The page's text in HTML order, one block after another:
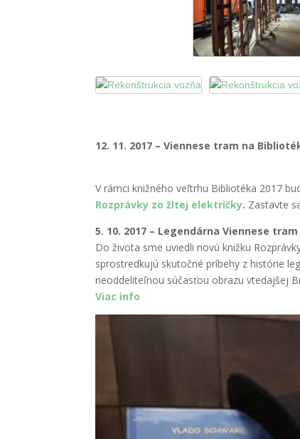
12. 11. 2017 –Viennese tram na
V rámci knižného veľtrhu Bibliotéka 2017
Rozprávky zo žltej električky. Zastavte
5. 10. 2017 – LegendárnaViennese tram
Do života sme uviedli novú knižku
sprostredkujú skutočné príbehy z histórie
neoddeliteľnou súčasťou obrazu vtedajšej
Viac info